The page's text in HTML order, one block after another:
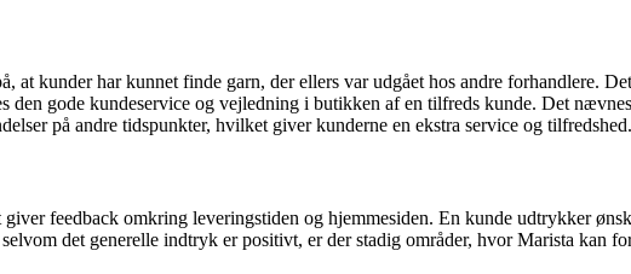
kunder har kunnet finde garn, der ellers var udgået hos andre forhandlere.
gode kundeservice og vejledning i butikken af en tilfreds kunde. Det
på andre tidspunkter, hvilket giver kunderne en ekstra service og tilfredshed.
feedback omkring leveringstiden og hjemmesiden. En kunde udtrykker
det generelle indtryk er positivt, er der stadig områder, hvor Marista kan